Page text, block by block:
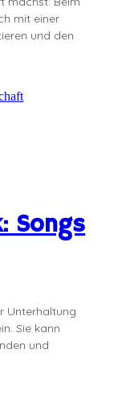
mit einer
und den
Songs
Unterhaltung
Sie kann
und